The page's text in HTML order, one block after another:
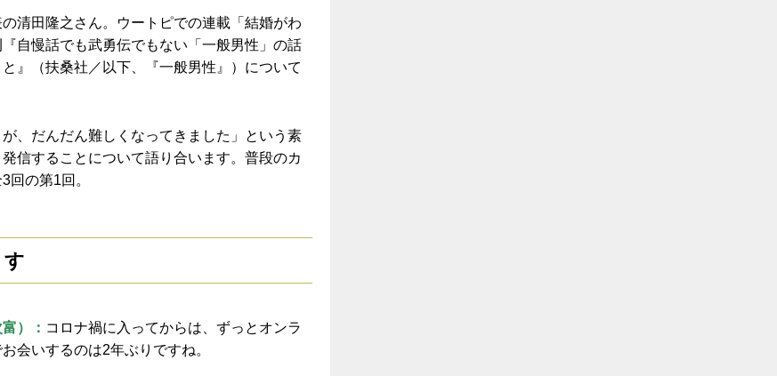
清田隆之さん。ウートピでの連載「結婚がわ
自慢話でも武勇伝でもない「一般男性」の話
』（扶桑社／以下、『一般男性』）について
、だんだん難しくなってきました」という素
信することについて語り合います。普段のカ
回の第1回。
）： コロナ禍に入ってからは、ずっとオンラ
会いするのは2年ぶりですね。